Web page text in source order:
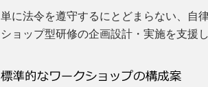
単に法令を遵守するにとどまらない、自
ショップ型研修の企画設計・実施を支援し